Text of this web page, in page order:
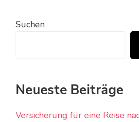
Suchen
Neueste Beiträge
Versicherung für eine Reise